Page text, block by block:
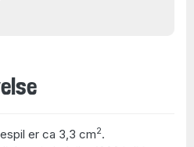
er ca 3,3 cm2.